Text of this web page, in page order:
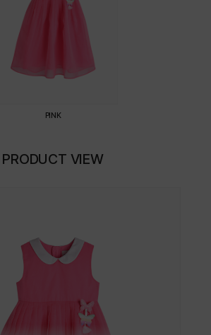
PINK
PRODUCT VIEW